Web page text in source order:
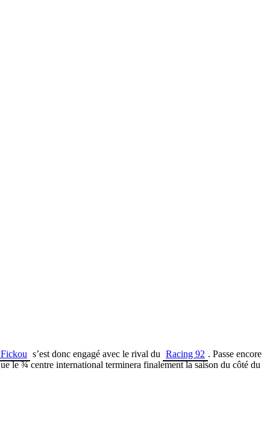
s’est donc engagé avec le rival du Racing 92 . Passe encore
le ¾ centre international terminera finalement la saison du côté du